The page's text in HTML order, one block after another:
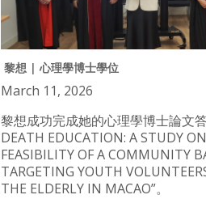
黎想 | 心理學博士學位
March 11, 2026
黎想成功完成她的心理學博士論文
DEATH EDUCATION: A STUDY
FEASIBILITY OF A COMMUNITY
TARGETING YOUTH
THE ELDERLY IN MACAO”。